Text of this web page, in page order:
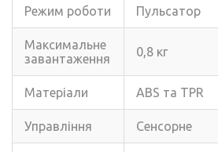
Режим роботи Пульсатор
Максимальне
завантаження
0,8 кг
Матеріали ABS та TPR
Управління Сенсорне